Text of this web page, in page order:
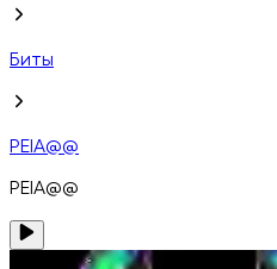
Биты
PEIA@@
PEIA@@